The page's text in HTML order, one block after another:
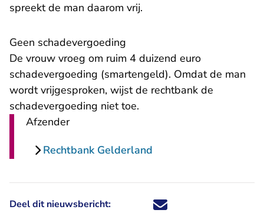
spreekt de man daarom vrij.
Geen schadevergoeding
De vrouw vroeg om ruim 4 duizend euro
schadevergoeding (smartengeld). Omdat de man
wordt vrijgesproken, wijst de rechtbank de
schadevergoeding niet toe.
Afzender
Rechtbank Gelderland
Deel dit nieuwsbericht: Deel dit nieuwsbericht via X -
Deel dit nieuwsbericht via
Deel dit nieuwsbericht
Deel dit